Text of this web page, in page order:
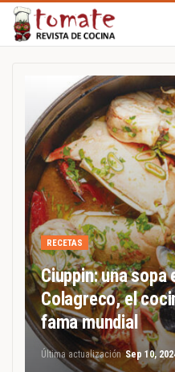
RECETAS
Ciuppin: una sopa
Colagreco, el
fama mundial
Última actualización Sep 10,